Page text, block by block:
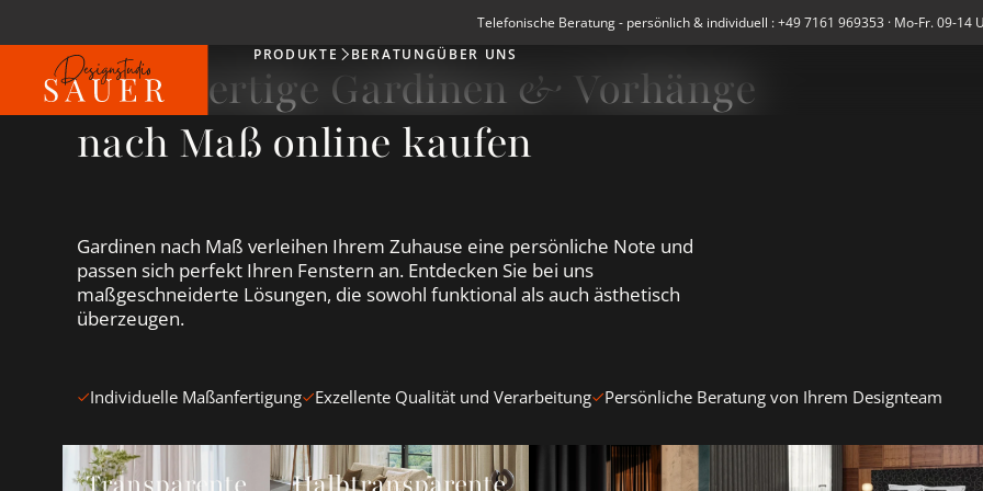
Telefonische Beratung - persönlich & individuell : +49 7161 969353 · Mo-Fr. 09-14
Produkte
PRODUKTE BERATUNGÜBER UNS
Hochwertige Gardinen & Vorhänge
nach Maß online kaufen
Gardinen nach Maß verleihen Ihrem Zuhause eine persönliche Note und
passen sich perfekt Ihren Fenstern an. Entdecken Sie bei uns
maßgeschneiderte Lösungen, die sowohl funktional als auch ästhetisch
überzeugen.
Individuelle Maßanfertigung Exzellente Qualität und Verarbeitung Persönliche Beratung von Ihrem Designteam
Transparente Gardinen &amp; Vorhänge ansehenHalbtransparente Gardinen &amp; Vorhänge ansehen
Blickdichte Vorhänge ansehenVerdunkelungsvorhänge